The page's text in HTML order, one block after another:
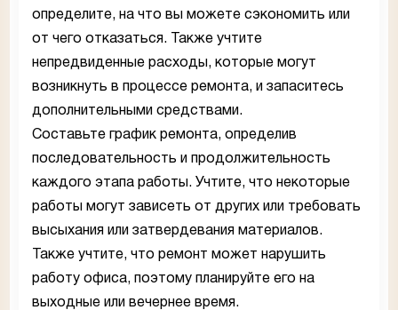
определите, на что вы можете сэкономить или
от чего отказаться. Также учтите
непредвиденные расходы, которые могут
возникнуть в процессе ремонта, и запаситесь
дополнительными средствами.
Составьте график ремонта, определив
последовательность и продолжительность
каждого этапа работы. Учтите, что некоторые
работы могут зависеть от других или требовать
высыхания или затвердевания материалов.
Также учтите, что ремонт может нарушить
работу офиса, поэтому планируйте его на
выходные или вечернее время.